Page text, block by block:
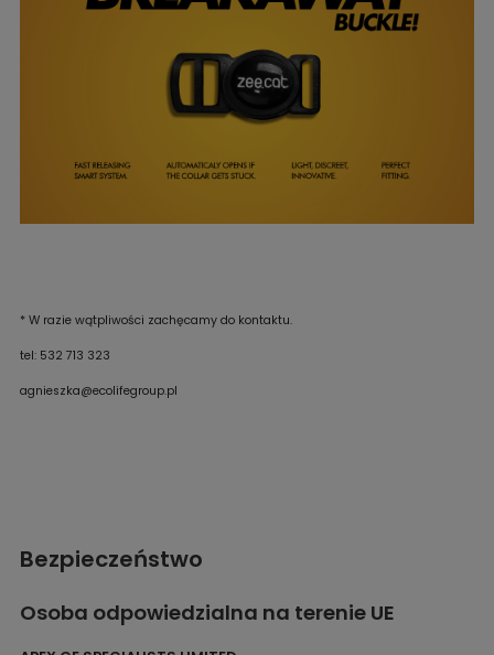
* W razie wątpliwości zachęcamy do kontaktu.
tel: 532 713 323
agnieszka@ecolifegroup.pl
Bezpieczeństwo
Osoba odpowiedzialna na terenie UE